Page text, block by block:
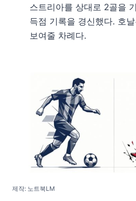
스트리아를 상대로 2골을
득점 기록을 경신했다. 호
보여줄 차례다.
제작: 노트북LM